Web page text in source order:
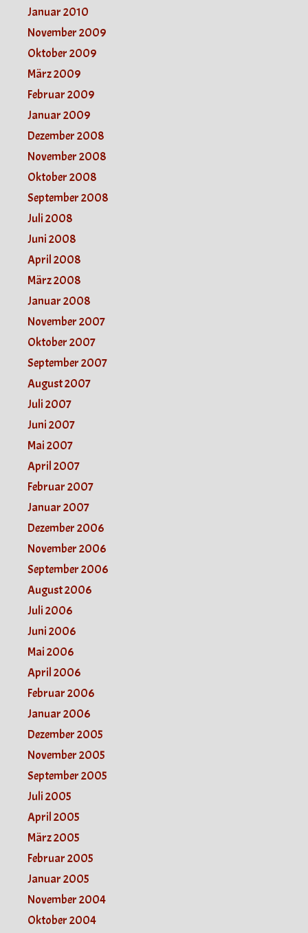
Januar 2010
November 2009
Oktober 2009
März 2009
Februar 2009
Januar 2009
Dezember 2008
November 2008
Oktober 2008
September 2008
Juli 2008
Juni 2008
April 2008
März 2008
Januar 2008
November 2007
Oktober 2007
September 2007
August 2007
Juli 2007
Juni 2007
Mai 2007
April 2007
Februar 2007
Januar 2007
Dezember 2006
November 2006
September 2006
August 2006
Juli 2006
Juni 2006
Mai 2006
April 2006
Februar 2006
Januar 2006
Dezember 2005
November 2005
September 2005
Juli 2005
April 2005
März 2005
Februar 2005
Januar 2005
November 2004
Oktober 2004